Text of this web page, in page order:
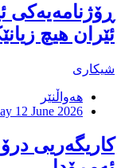
ڕۆژنامەیەکی
ئێران هیچ
شیکاری
هەواڵنێر
12 June 2026
كاریگەریی